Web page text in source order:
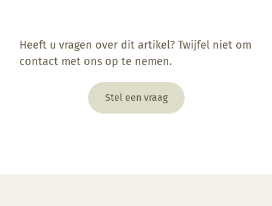
Heeft u vragen over dit artikel? Twijfel niet om
contact met ons op te nemen.
Stel een vraag